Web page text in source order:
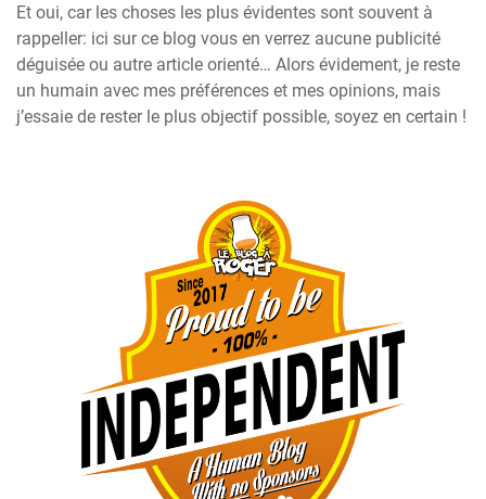
Et oui, car les choses les plus évidentes sont souvent à
rappeller: ici sur ce blog vous en verrez aucune publicité
déguisée ou autre article orienté… Alors évidement, je reste
un humain avec mes préférences et mes opinions, mais
j’essaie de rester le plus objectif possible, soyez en certain !